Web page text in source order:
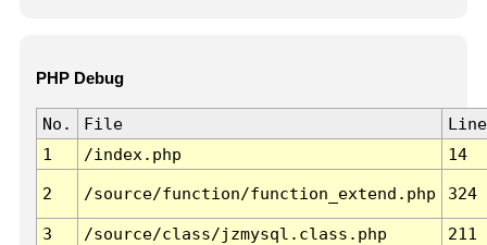
PHP Debug
No. File
Line
1
/index.php 14
2 /source/function/function_extend.php 324
3 /source/class/jzmysql.class.php
211